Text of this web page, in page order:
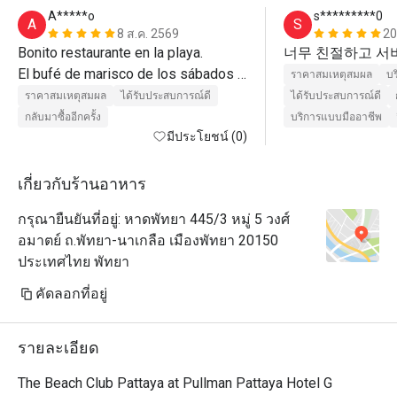
A
A*****o
8 ส.ค. 2569
Bonito restaurante en la playa.
El bufé de marisco de los sábados
está muy bien y el precio es
interesante con el descuento de
por 500 baht.
ราคาสมเหตุสมผล
ได้รับประสบการณ์ดี
กลับมาซื้ออีกครั้ง
มีประโยชน์ (0)
S
s*********0
너무 친절하고 서
ราคาสมเหตุสมผล
บ
ได้รับประสบการณ์ดี
บริการแบบมืออาชีพ
เกี่ยวกับร้านอาหาร
กรุณายืนยันที่อยู่: หาดพัทยา 445/3 หมู่ 5 วงศ์
อมาตย์ ถ.พัทยา-นาเกลือ เมืองพัทยา 20150
ประเทศไทย พัทยา
คัดลอกที่อยู่
รายละเอียด
The Beach Club Pattaya at Pullman Pattaya Hotel G